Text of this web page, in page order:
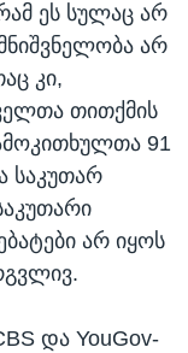
ეს სულაც არ
არ
კი,
თითქმის
91
საკუთარ
არ იყოს
და YouGov-